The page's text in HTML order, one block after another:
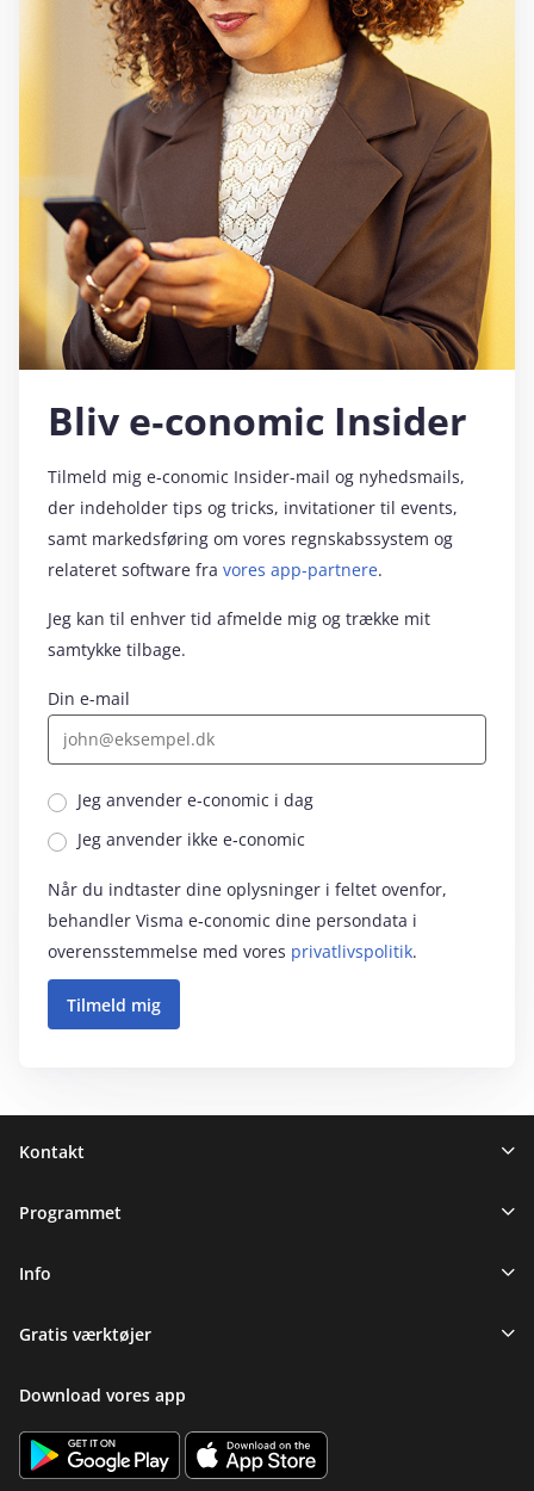
Bliv e‑conomic Insider
Tilmeld mig e‑conomic Insider-mail og nyhedsmails,
der indeholder tips og tricks, invitationer til events,
samt markedsføring om vores regnskabssystem og
relateret software fra vores app-partnere.
Jeg kan til enhver tid afmelde mig og trække mit
samtykke tilbage.
Din e-mail
Jeg anvender e‑conomic i dag
Jeg anvender ikke e‑conomic
Når du indtaster dine oplysninger i feltet ovenfor,
behandler Visma e‑conomic dine persondata i
overensstemmelse med vores privatlivspolitik.
Sidefod
Kontakt
Programmet
Info
Gratis værktøjer
Download vores app